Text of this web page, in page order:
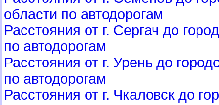
области по автодорогам
Расстояния от г. Сергач до
по автодорогам
Расстояния от г. Урень до
по автодорогам
Расстояния от г. Чкаловск до